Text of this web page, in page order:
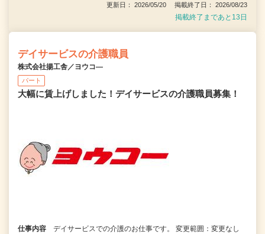
更新日： 2026/05/20 掲載終了日： 2026/08/23
掲載終了まであと13日
デイサービスの介護職員
株式会社揚工舎／ヨウコ―
パート
大幅に賃上げしました！デイサービスの介護職員募集！
仕事内容 デイサービスでの介護のお仕事です。 変更範囲：変更なし